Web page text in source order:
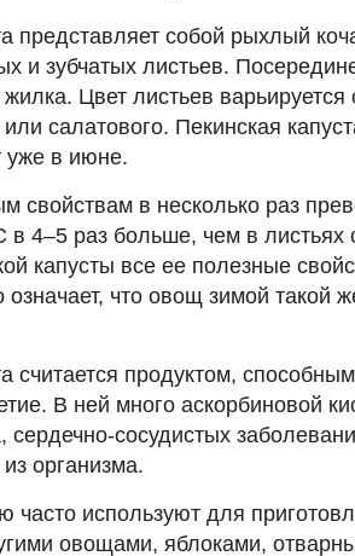
представляет собой рыхлый
и зубчатых листьев.
Цвет листьев варьируется
салатового. Пекинская
уже в июне.
свойствам в несколько раз
4–5 раз больше, чем в листьях
капусты все ее полезные
что овощ зимой такой
считается продуктом,
В ней много аскорбиновой
сердечно-сосудистых
организма.
часто используют для
овощами, яблоками,